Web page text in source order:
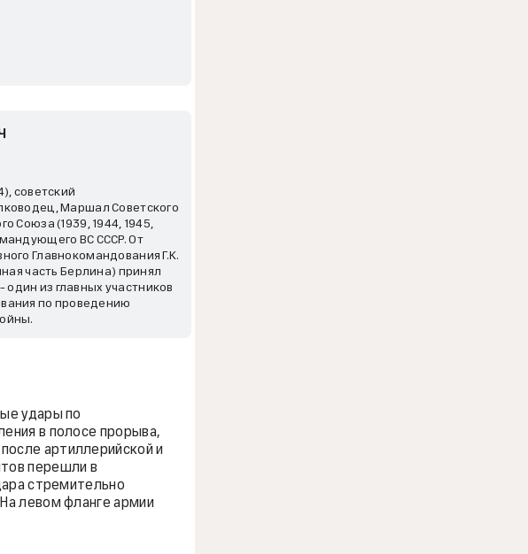
советский
Маршал Советского
Союза (1939, 1944, 1945,
ВС СССР. От
Главнокомандования Г.К.
часть Берлина) принял
из главных участников
по проведению
удары по
в полосе прорыва,
артиллерийской и
перешли в
стремительно
левом фланге армии